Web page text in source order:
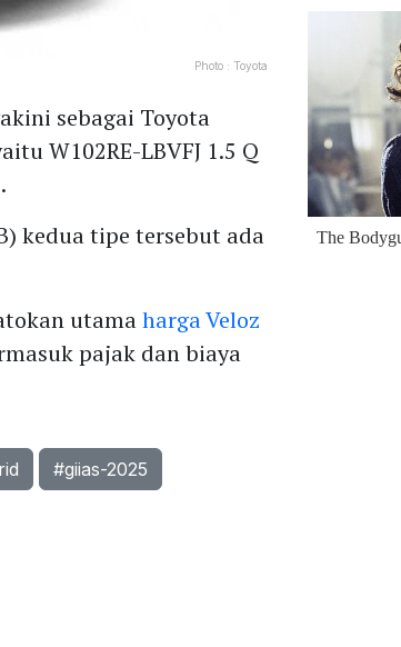
Photo : Toyota
sebagai Toyota
W102RE-LBVFJ 1.5 Q
kedua tipe tersebut ada
utamaharga Veloz
pajak dan biaya
#giias-2025